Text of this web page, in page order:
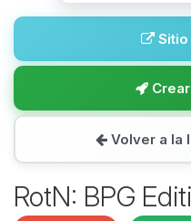
Sitio
Volver a la
RotN: BPG